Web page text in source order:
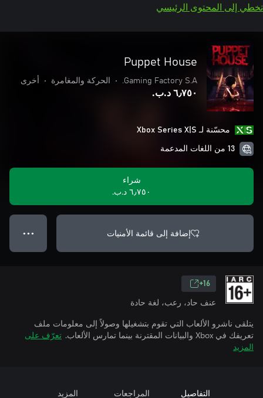
تخطي إلى المحتوى الرئيسي
Puppet House
Gaming Factory S.A.
• الحركة والمغامرة • أخرى
٦٫٧٥٠ د.ب.‏
محسّنة لـ Xbox Series X|S
13 من اللغات المدعمة
شراء
٦٫٧٥٠ د.ب.‏
إضافة إلى قائمة الأمنيات ● ● ●
16+
عنف حاد، رعب، لغة حادة
يتلقى ناشرو الألعاب التي تقوم بتشغيلها وصولاً إلى معلومات ملف
تعريفك في Xbox والبيانات المقترنة بينما تمارس الألعاب.
تعرّف على
المزيد
التفاصيل المراجعات المزيد